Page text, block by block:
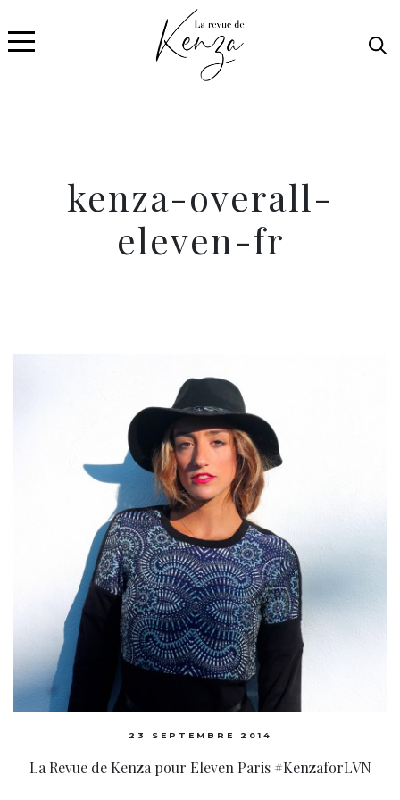
kenza-overall-
eleven-fr
23 SEPTEMBRE 2014
La Revue de Kenza pour Eleven Paris #KenzaforLVN